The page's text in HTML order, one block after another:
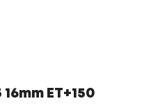
ET+150